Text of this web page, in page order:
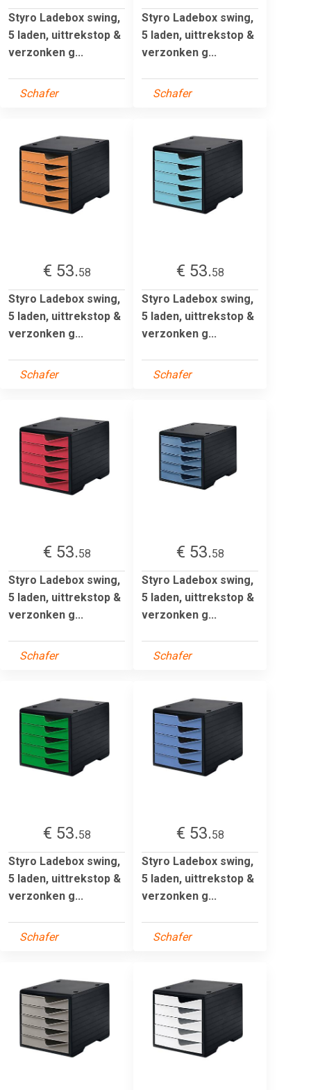
Styro Ladebox swing,
5 laden, uittrekstop &
verzonken g...
Schafer
Styro Ladebox swing,
5 laden, uittrekstop &
verzonken g...
Schafer
€ 53.58
Styro Ladebox swing,
5 laden, uittrekstop &
verzonken g...
Schafer
€ 53.58
Styro Ladebox swing,
5 laden, uittrekstop &
verzonken g...
Schafer
€ 53.58
Styro Ladebox swing,
5 laden, uittrekstop &
verzonken g...
Schafer
€ 53.58
Styro Ladebox swing,
5 laden, uittrekstop &
verzonken g...
Schafer
€ 53.58
Styro Ladebox swing,
5 laden, uittrekstop &
verzonken g...
Schafer
€ 53.58
Styro Ladebox swing,
5 laden, uittrekstop &
verzonken g...
Schafer